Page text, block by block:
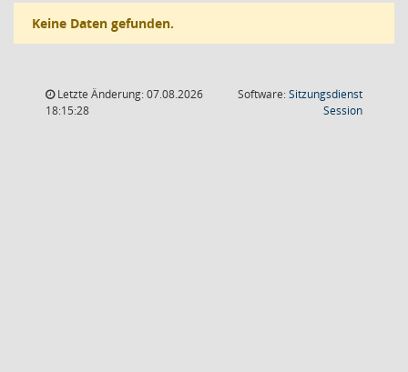
Keine Daten gefunden.
Letzte Änderung: 07.08.2026
18:15:28
Software:Sitzungsdienst
Session(Wird in